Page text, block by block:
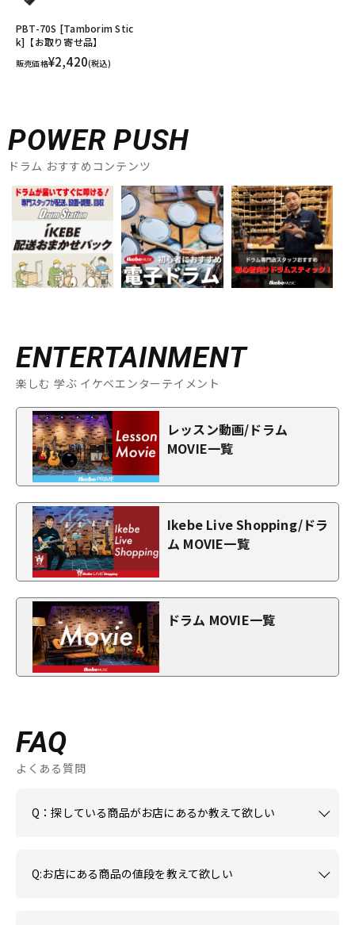
PBT-70S [Tamborim Stic
k]【お取り寄せ品】
販売価格¥2,420(税込)
POWER PUSH
ドラム おすすめコンテンツ
ENTERTAINMENT
楽しむ 学ぶ イケベエンターテイメント
レッスン動画/ドラム
MOVIE一覧
Ikebe Live Shopping/ドラ
ム MOVIE一覧
ドラム MOVIE一覧
FAQ
よくある質問
Q：探している商品がお店にあるか教えて欲しい
Q:お店にある商品の値段を教えて欲しい